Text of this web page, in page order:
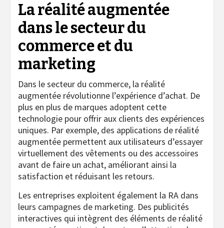
La réalité augmentée
dans le secteur du
commerce et du
marketing
Dans le secteur du commerce, la réalité
augmentée révolutionne l’expérience d’achat. De
plus en plus de marques adoptent cette
technologie pour offrir aux clients des expériences
uniques. Par exemple, des applications de réalité
augmentée permettent aux utilisateurs d’essayer
virtuellement des vêtements ou des accessoires
avant de faire un achat, améliorant ainsi la
satisfaction et réduisant les retours.
Les entreprises exploitent également la RA dans
leurs campagnes de marketing. Des publicités
interactives qui intègrent des éléments de réalité